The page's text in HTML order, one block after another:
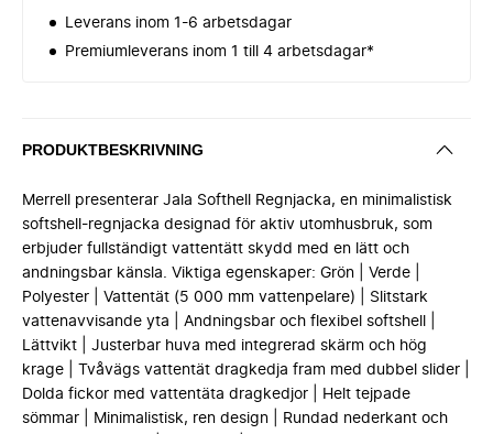
Leverans inom 1-6 arbetsdagar
Premiumleverans inom 1 till 4 arbetsdagar*
PRODUKTBESKRIVNING
Merrell presenterar Jala Softhell Regnjacka, en minimalistisk
softshell-regnjacka designad för aktiv utomhusbruk, som
erbjuder fullständigt vattentätt skydd med en lätt och
andningsbar känsla. Viktiga egenskaper: Grön | Verde |
Polyester | Vattentät (5 000 mm vattenpelare) | Slitstark
vattenavvisande yta | Andningsbar och flexibel softshell |
Lättvikt | Justerbar huva med integrerad skärm och hög
krage | Tvåvägs vattentät dragkedja fram med dubbel slider |
Dolda fickor med vattentäta dragkedjor | Helt tejpade
sömmar | Minimalistisk, ren design | Rundad nederkant och